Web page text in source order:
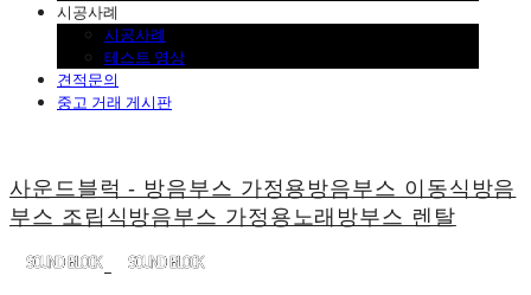
시공사례
시공사례
테스트 영상
견적문의
중고 거래 게시판
사운드블럭 - 방음부스 가정용방음부스 이동식방음
부스 조립식방음부스 가정용노래방부스 렌탈